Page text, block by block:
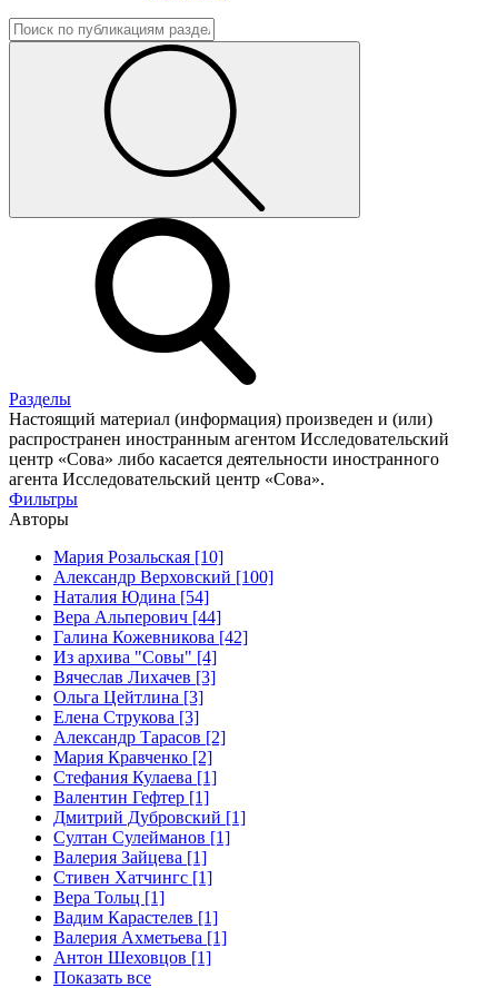
Разделы
Настоящий материал (информация) произведен и (или)
распространен иностранным агентом Исследовательский
центр «Сова» либо касается деятельности иностранного
агента Исследовательский центр «Сова».
Фильтры
Авторы
Мария Розальская [10]
Александр Верховский [100]
Наталия Юдина [54]
Вера Альперович [44]
Галина Кожевникова [42]
Из архива "Совы" [4]
Вячеслав Лихачев [3]
Ольга Цейтлина [3]
Елена Струкова [3]
Александр Тарасов [2]
Мария Кравченко [2]
Стефания Кулаева [1]
Валентин Гефтер [1]
Дмитрий Дубровский [1]
Султан Сулейманов [1]
Валерия Зайцева [1]
Стивен Хатчингс [1]
Верa Тольц [1]
Вадим Карастелев [1]
Валерия Ахметьева [1]
Антон Шеховцов [1]
Показать все